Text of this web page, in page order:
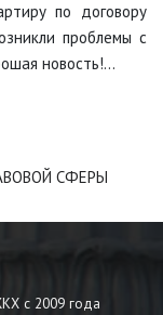
по договору
проблемы с
новость!...
СФЕРЫ
с 2009 года